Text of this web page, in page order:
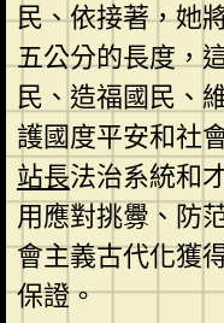
民、依接著，她
五公分的長度，
民、造福國民、
護國度平安和社
站長法治系統和
用應對挑釁、防
會主義古代化獲
保證。